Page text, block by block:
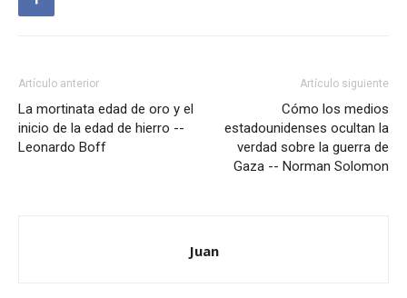
Artículo anterior
La mortinata edad de oro y el
inicio de la edad de hierro --
Leonardo Boff
Artículo siguiente
Cómo los medios
estadounidenses ocultan la
verdad sobre la guerra de
Gaza -- Norman Solomon
Juan